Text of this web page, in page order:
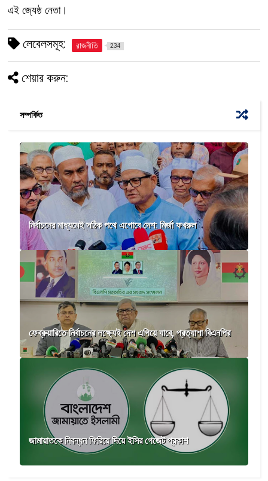
এই জ্যেষ্ঠ নেতা।
লেবেলসমূহ: রাজনীতি 234
শেয়ার করুন:
সম্পর্কিত
নির্বাচনের মাধ্যমেই সঠিক পথে এগোবে দেশ: মির্জা ফখরুল
ফেব্রুয়ারিতে নির্বাচনের লক্ষ্যেই দেশ এগিয়ে যাবে, প্রত্যাশা বিএনপির
জামায়াতকে নিবন্ধন ফিরিয়ে দিয়ে ইসির গেজেট প্রকাশ